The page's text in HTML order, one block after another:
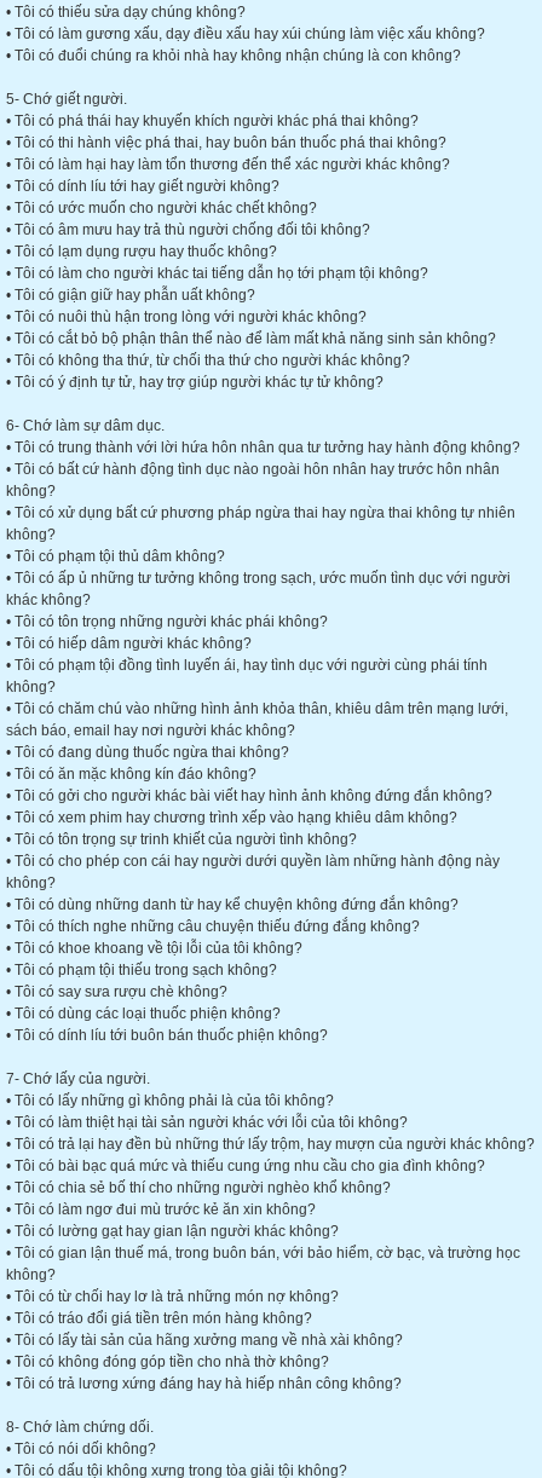
• Tôi có thiếu sửa dạy chúng không?
• Tôi có làm gương xấu, dạy điều xấu hay xúi chúng làm việc xấu không?
• Tôi có đuổi chúng ra khỏi nhà hay không nhận chúng là con không?
5- Chớ giết người.
• Tôi có phá thái hay khuyến khích người khác phá thai không?
• Tôi có thi hành việc phá thai, hay buôn bán thuốc phá thai không?
• Tôi có làm hại hay làm tổn thương đến thể xác người khác không?
• Tôi có dính líu tới hay giết người không?
• Tôi có ước muốn cho người khác chết không?
• Tôi có âm mưu hay trả thù người chống đối tôi không?
• Tôi có lạm dụng rượu hay thuốc không?
• Tôi có làm cho người khác tai tiếng dẫn họ tới phạm tội không?
• Tôi có giận giữ hay phẫn uất không?
• Tôi có nuôi thù hận trong lòng với người khác không?
• Tôi có cắt bỏ bộ phận thân thể nào để làm mất khả năng sinh sản không?
• Tôi có không tha thứ, từ chối tha thứ cho người khác không?
• Tôi có ý định tự tử, hay trợ giúp người khác tự tử không?
6- Chớ làm sự dâm dục.
• Tôi có trung thành với lời hứa hôn nhân qua tư tưởng hay hành động không?
• Tôi có bất cứ hành động tình dục nào ngoài hôn nhân hay trước hôn nhân
không?
• Tôi có xử dụng bất cứ phương pháp ngừa thai hay ngừa thai không tự nhiên
không?
• Tôi có phạm tội thủ dâm không?
• Tôi có ấp ủ những tư tưởng không trong sạch, ước muốn tình dục với người
khác không?
• Tôi có tôn trọng những người khác phái không?
• Tôi có hiếp dâm người khác không?
• Tôi có phạm tội đồng tình luyến ái, hay tình dục với người cùng phái tính
không?
• Tôi có chăm chú vào những hình ảnh khỏa thân, khiêu dâm trên mạng lưới,
sách báo, email hay nơi người khác không?
• Tôi có đang dùng thuốc ngừa thai không?
• Tôi có ăn mặc không kín đáo không?
• Tôi có gởi cho người khác bài viết hay hình ảnh không đứng đắn không?
• Tôi có xem phim hay chương trình xếp vào hạng khiêu dâm không?
• Tôi có tôn trọng sự trinh khiết của người tình không?
• Tôi có cho phép con cái hay người dưới quyền làm những hành động này
không?
• Tôi có dùng những danh từ hay kể chuyện không đứng đắn không?
• Tôi có thích nghe những câu chuyện thiếu đứng đắng không?
• Tôi có khoe khoang về tội lỗi của tôi không?
• Tôi có phạm tội thiếu trong sạch không?
• Tôi có say sưa rượu chè không?
• Tôi có dùng các loại thuốc phiện không?
• Tôi có dính líu tới buôn bán thuốc phiện không?
7- Chớ lấy của người.
• Tôi có lấy những gì không phải là của tôi không?
• Tôi có làm thiệt hại tài sản người khác với lỗi của tôi không?
• Tôi có trả lại hay đền bù những thứ lấy trộm, hay mượn của người khác không?
• Tôi có bài bạc quá mức và thiếu cung ứng nhu cầu cho gia đình không?
• Tôi có chia sẻ bố thí cho những người nghèo khổ không?
• Tôi có làm ngơ đui mù trước kẻ ăn xin không?
• Tôi có lường gạt hay gian lận người khác không?
• Tôi có gian lận thuế má, trong buôn bán, với bảo hiểm, cờ bạc, và trường học
không?
• Tôi có từ chối hay lơ là trả những món nợ không?
• Tôi có tráo đổi giá tiền trên món hàng không?
• Tôi có lấy tài sản của hãng xưởng mang về nhà xài không?
• Tôi có không đóng góp tiền cho nhà thờ không?
• Tôi có trả lương xứng đáng hay hà hiếp nhân công không?
8- Chớ làm chứng dối.
• Tôi có nói dối không?
• Tôi có dấu tội không xưng trong tòa giải tội không?